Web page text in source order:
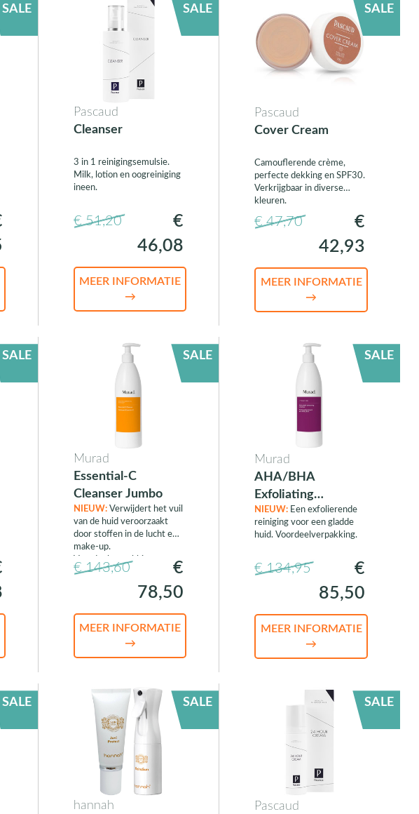
SALE SALE
Pascaud
Cleanser
3 in 1 reinigingsemulsie.
Milk, lotion en oogreiniging
ineen.
€ 51,20
€
46,08
MEER INFORMATIE
→
SALE
Pascaud
Cover Cream
Camouflerende crème,
perfecte dekking en SPF30.
Verkrijgbaar in diverse
kleuren.
€ 47,70
€
42,93
MEER INFORMATIE
→
SALE SALE
Murad
Essential-C
Cleanser Jumbo
NIEUW: Verwijdert het vuil
van de huid veroorzaakt
door stoffen in de lucht en
make-up.
Voordeelverpakking.
€ 143,60
€
78,50
MEER INFORMATIE
→
SALE
Murad
AHA/BHA
Exfoliating
Cleanser Jumbo
NIEUW: Een exfolierende
reiniging voor een gladde
huid. Voordeelverpakking.
€ 134,95
€
85,50
MEER INFORMATIE
→
SALE SALE
hannah
SALE
Pascaud